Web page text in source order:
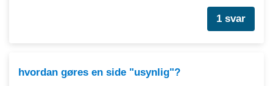
1 svar
hvordan gøres en side "usynlig"?